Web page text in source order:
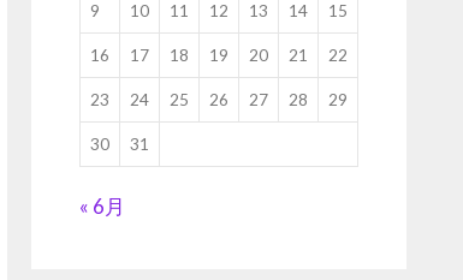
9 10 11 12 13 14 15
16 17 18 19 20 21 22
23 24 25 26 27 28 29
30 31
« 6月